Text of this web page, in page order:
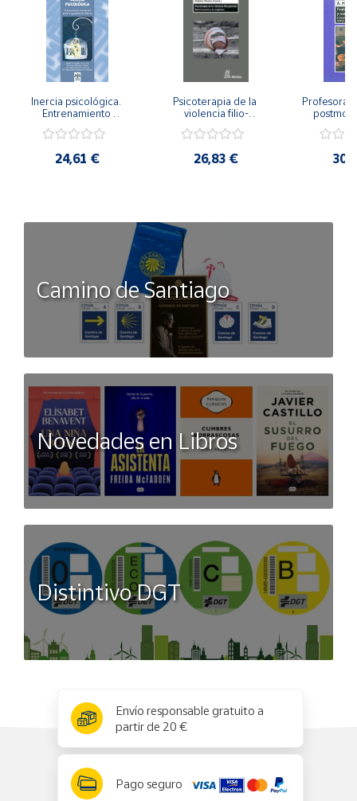
Inercia psicológica.
Entrenamiento
Igualdad de Género.
24,61 €
Psicoterapia de la
violencia filio-
secreto y la
26,83 €
Camino de Santiago
Novedades en Libros
Distintivo DGT
Envío responsable gratuito a
partir de 20 €
Pago seguro